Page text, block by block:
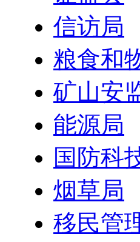
信访局
粮食和
矿山安
能源局
国防科
烟草局
移民管